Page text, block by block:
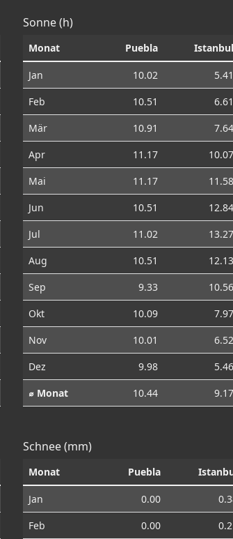
Sonne (h)
Monat Puebla Istanbul
Jan 10.02 5.41
Feb
10.51 6.61
Mär
10.91 7.64
Apr
11.17 10.07
Mai
11.17 11.58
Jun
10.51 12.84
Jul
11.02 13.27
Aug
10.51 12.13
Sep
9.33 10.56
Okt
10.09 7.97
Nov
10.01 6.52
Dez
9.98 5.46
⌀ Monat
10.44 9.17
Schnee (mm)
Monat Puebla
Jan 0.00
Feb
0.00